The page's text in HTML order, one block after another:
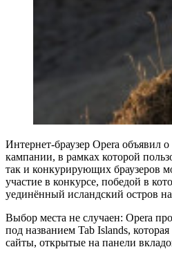
Интернет-браузер Opera объявил
кампании, в рамках которой
так и конкурирующих браузеров
участие в конкурсе, победой в
уединённый исландский остров
Выбор места не случаен: Opera
под названием Tab Islands,
сайты, открытые на панели